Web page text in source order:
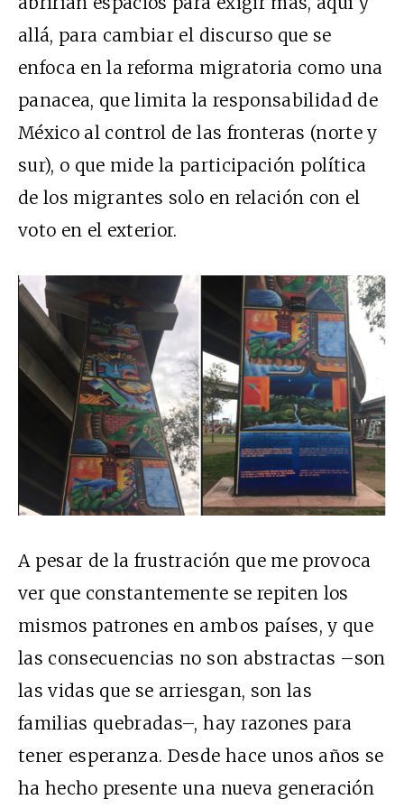
allá, para cambiar el discurso que se
enfoca en la reforma migratoria como una
panacea, que limita la responsabilidad de
México al control de las fronteras (norte y
sur), o que mide la participación política
de los migrantes solo en relación con el
voto en el exterior.
A pesar de la frustración que me provoca
ver que constantemente se repiten los
mismos patrones en ambos países, y que
las consecuencias no son abstractas –son
las vidas que se arriesgan, son las
familias quebradas–, hay razones para
tener esperanza. Desde hace unos años se
ha hecho presente una nueva generación